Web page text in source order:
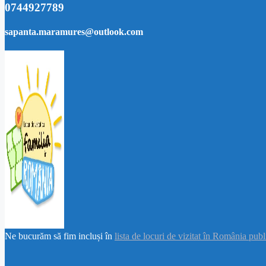
0744927789
sapanta.maramures@outlook.com
Ne bucurăm să fim incluși în lista de locuri de vizitat în România